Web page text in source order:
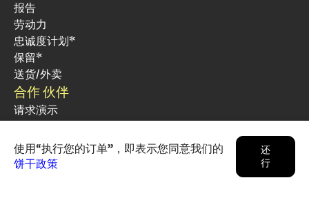
报告
劳动力
忠诚度计划*
保留*
送货/外卖
合作 伙伴
请求演示
博客
定价
使用“执行您的订单”，即表示您同意我们的
饼干政策
还
行